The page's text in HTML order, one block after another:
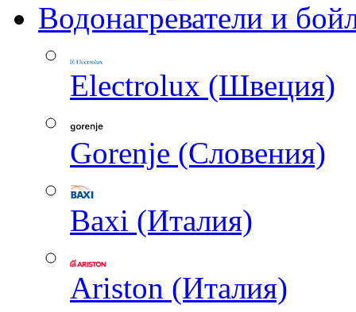
Водонагреватели и
Electrolux (Швеция)
Gorenje (Словения)
Baxi (Италия)
Ariston (Италия)